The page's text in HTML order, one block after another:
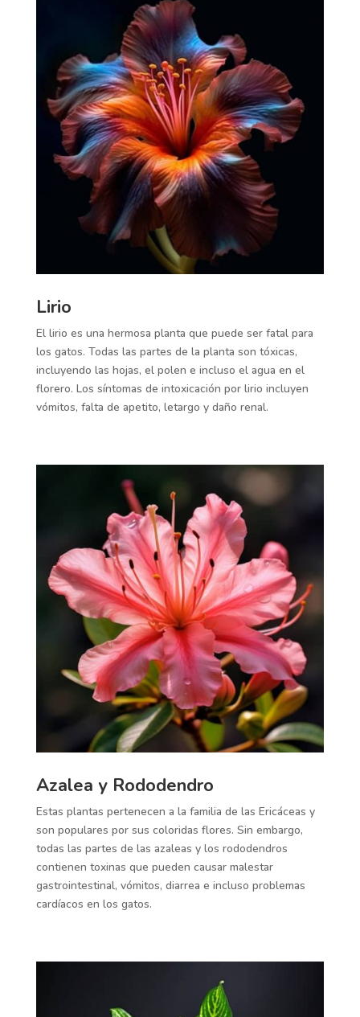
Lirio
El lirio es una hermosa planta que puede ser fatal para
los gatos. Todas las partes de la planta son tóxicas,
incluyendo las hojas, el polen e incluso el agua en el
florero. Los síntomas de intoxicación por lirio incluyen
vómitos, falta de apetito, letargo y daño renal.
Azalea y Rododendro
Estas plantas pertenecen a la familia de las Ericáceas y
son populares por sus coloridas flores. Sin embargo,
todas las partes de las azaleas y los rododendros
contienen toxinas que pueden causar malestar
gastrointestinal, vómitos, diarrea e incluso problemas
cardíacos en los gatos.